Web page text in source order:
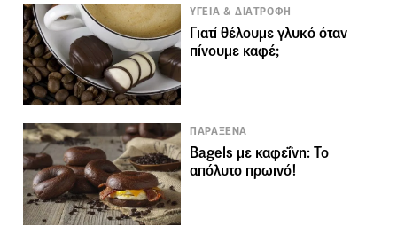
ΥΓΕΙΑ & ΔΙΑΤΡΟΦΗ
Γιατί θέλουμε γλυκό όταν
πίνουμε καφέ;
ΠΑΡΑΞΕΝΑ
Bagels με καφεΐνη: Το
απόλυτο πρωινό!